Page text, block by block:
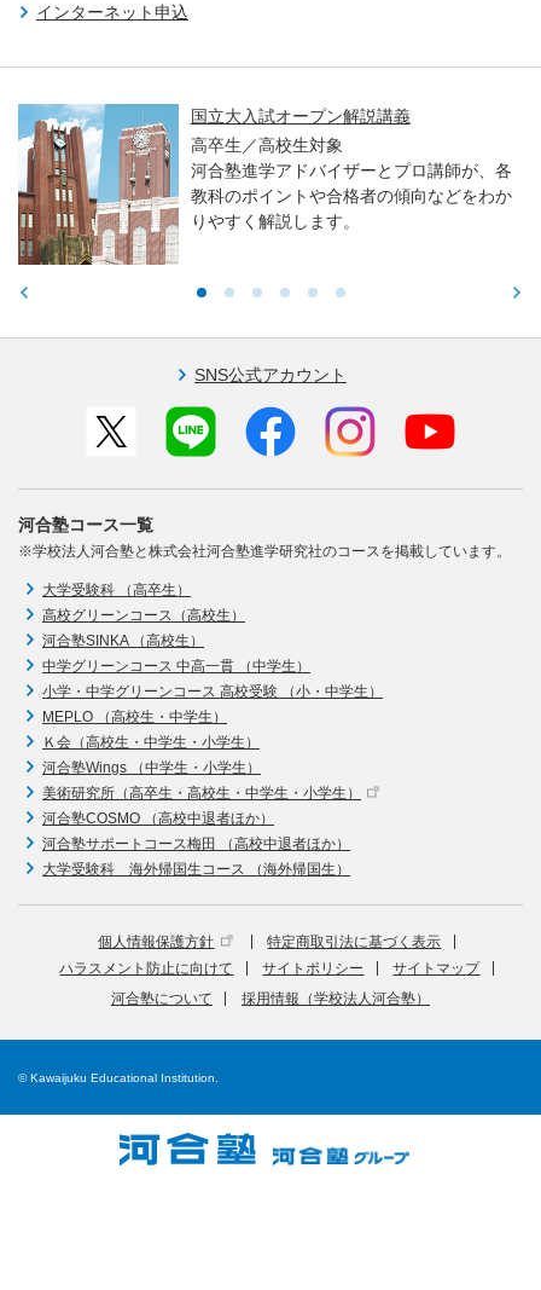
インターネット申込
国立大入試オープン解説講義
高卒生／高校生対象
河合塾進学アドバイザーとプロ講師が、各
教科のポイントや合格者の傾向などをわか
りやすく解説します。
SNS公式アカウント
河合塾コース一覧
※学校法人河合塾と株式会社河合塾進学研究社のコースを掲載しています。
大学受験科 （高卒生）
高校グリーンコース（高校生）
河合塾SINKA （高校生）
中学グリーンコース 中高一貫 （中学生）
小学・中学グリーンコース 高校受験 （小・中学生）
MEPLO （高校生・中学生）
Ｋ会（高校生・中学生・小学生）
河合塾Wings （中学生・小学生）
美術研究所（高卒生・高校生・中学生・小学生）
河合塾COSMO （高校中退者ほか）
河合塾サポートコース梅田 （高校中退者ほか）
大学受験科 海外帰国生コース （海外帰国生）
個人情報保護方針
特定商取引法に基づく表示
ハラスメント防止に向けて
サイトポリシー
サイトマップ
河合塾について
採用情報（学校法人河合塾）
© Kawaijuku Educational Institution.